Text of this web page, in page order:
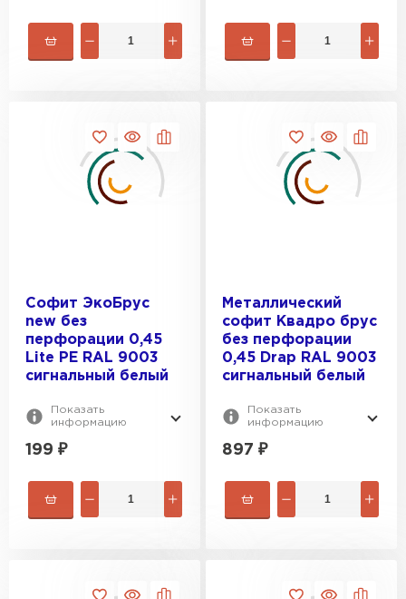
Софит ЭкоБрус
new без
перфорации 0,45
Lite PE RAL 9003
сигнальный белый
Показать
информацию
199 ₽
Металлический
софит Квадро брус
без перфорации
0,45 Drap RAL 9003
сигнальный белый
Показать
информацию
897 ₽
Гибкая черепица